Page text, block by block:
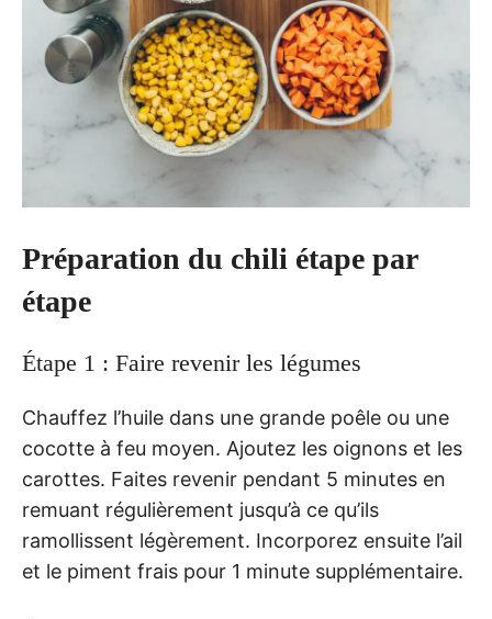
Préparation du chili étape par
étape
Étape 1 : Faire revenir les légumes
Chauffez l’huile dans une grande poêle ou une
cocotte à feu moyen. Ajoutez les oignons et les
carottes. Faites revenir pendant 5 minutes en
remuant régulièrement jusqu’à ce qu’ils
ramollissent légèrement. Incorporez ensuite l’ail
et le piment frais pour 1 minute supplémentaire.